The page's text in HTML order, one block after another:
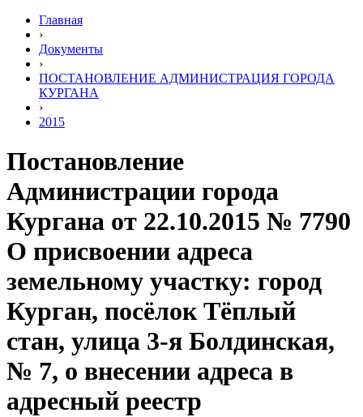
Главная
›
Документы
›
ПОСТАНОВЛЕНИЕ АДМИНИСТРАЦИЯ ГОРОДА
КУРГАНА
›
2015
Постановление
Администрации города
Кургана от 22.10.2015 № 7790
О присвоении адреса
земельному участку: город
Курган, посёлок Тёплый
стан, улица 3-я Болдинская,
№ 7, о внесении адреса в
адресный реестр